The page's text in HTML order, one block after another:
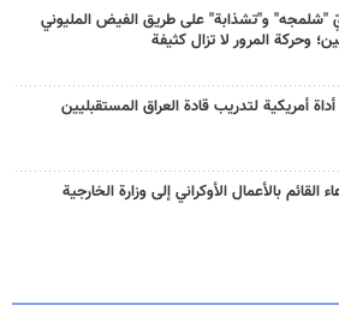
"شلمجه" و"تشذابة" على طريق الفيض المليوني
وحركة المرور لا تزال كثيفة
أمريكية لتدريب قادة العراق المستقبليين
القائم بالأعمال الأوكراني إلى وزارة الخارجية